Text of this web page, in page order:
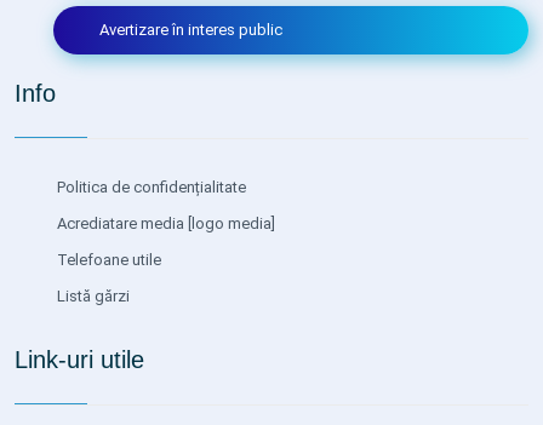
Avertizare în interes public
Info
Politica de confidențialitate
Acrediatare media [logo media]
Telefoane utile
Listă gărzi
Link-uri utile